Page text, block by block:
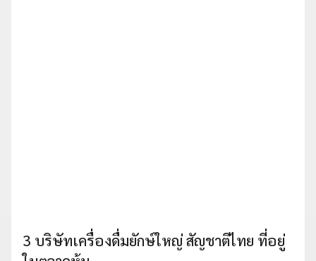
3 บริษัทเครื่องดื่มยักษ์ใหญ่ สัญชาติไทย ที่อยู่